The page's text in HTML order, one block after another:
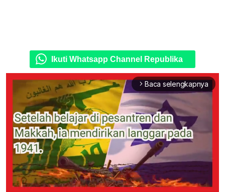
Ikuti Whatsapp Channel Republika
arrow_forward_ios Baca selengkapnya